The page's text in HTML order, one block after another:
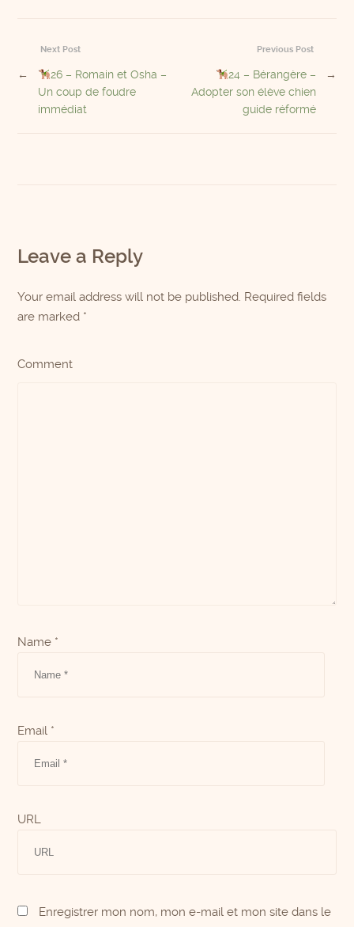
Previous Post
24 – Bérangère –
Adopter son élève chien
guide réformé
→
Next Post
←
26 – Romain et Osha –
Un coup de foudre
immédiat
Leave a Reply
Your email address will not be published. Required fields
are marked *
Comment
Name *
Email *
URL
Enregistrer mon nom, mon e-mail et mon site dans le